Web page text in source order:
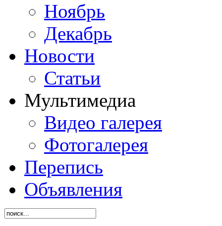
Ноябрь
Декабрь
Новости
Статьи
Мультимедиа
Видео галерея
Фотогалерея
Перепись
Объявления